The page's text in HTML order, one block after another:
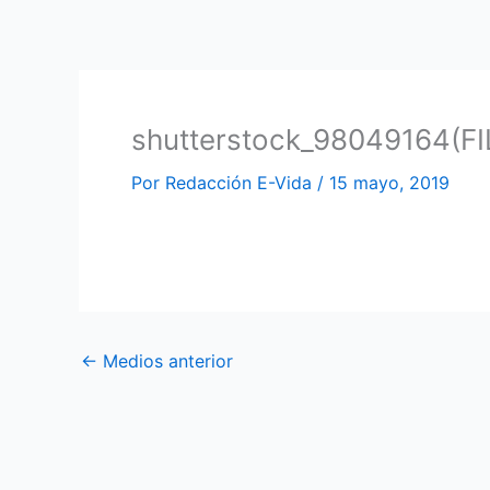
Por Redacción E-Vida / 15 mayo, 2019
← Medios anterior